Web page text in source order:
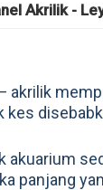
Akrilik -
akrilik
panjang